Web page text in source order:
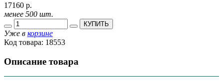
17160 р.
менее 500 шт.
КУПИТЬ
Уже в корзине
Код товара: 18553
Описание товара